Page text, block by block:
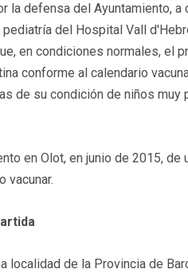
defensa del Ayuntamiento, a
del Hospital Vall
en condiciones normales,
conforme al calendario
de su condición de niños muy
en Olot, en junio de 2015,
vacunar.
localidad de la Provincia de